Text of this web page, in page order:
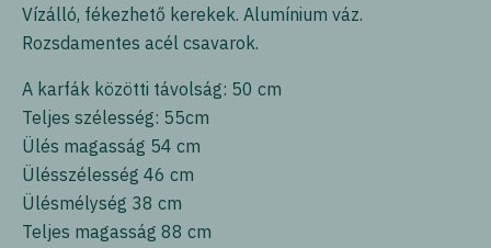
Vízálló, fékezhető kerekek. Alumínium váz.
Rozsdamentes acél csavarok.
A karfák közötti távolság: 50 cm
Teljes szélesség: 55cm
Ülés magasság 54 cm
Ülésszélesség 46 cm
Ülésmélység 38 cm
Teljes magasság 88 cm